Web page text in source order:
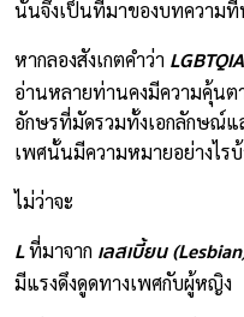
นั่นจึงเป็นที่มาของบทความ
หากลองสังเกตคำว่า
อ่านหลายท่านคงมีความคุ้น
อักษรที่มัดรวมทั้งเอกลักษณ์
เพศนั้นมีความหมายอย่างไรบ้
ไม่ว่าจะ
Lที่มาจาก เลสเบี้ยน
มีแรงดึงดูดทางเพศกับผู้หญิง